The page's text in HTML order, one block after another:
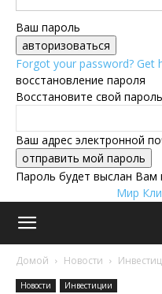
Ваш пароль
Forgot your password? Get
восстановление пароля
Восстановите свой пароль
Ваш адрес электронной
Пароль будет выслан Вам
Мир
Домой Новости
Новости Инвестиции